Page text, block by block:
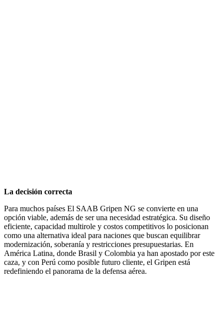
La decisión correcta
Para muchos países El SAAB Gripen NG se convierte en una
opción viable, además de ser una necesidad estratégica. Su diseño
eficiente, capacidad multirole y costos competitivos lo posicionan
como una alternativa ideal para naciones que buscan equilibrar
modernización, soberanía y restricciones presupuestarias. En
América Latina, donde Brasil y Colombia ya han apostado por este
caza, y con Perú como posible futuro cliente, el Gripen está
redefiniendo el panorama de la defensa aérea.